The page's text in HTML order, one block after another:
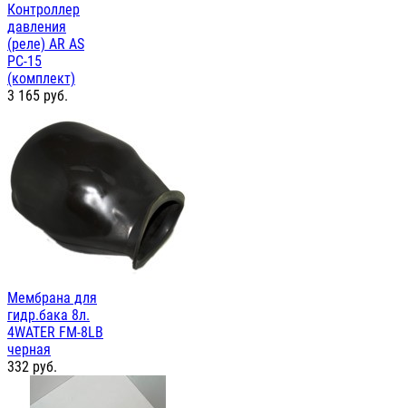
Контроллер
давления
(реле) AR AS
PC-15
(комплект)
3 165 руб.
Мембрана для
гидр.бака 8л.
4WATER FM-8LB
черная
332 руб.